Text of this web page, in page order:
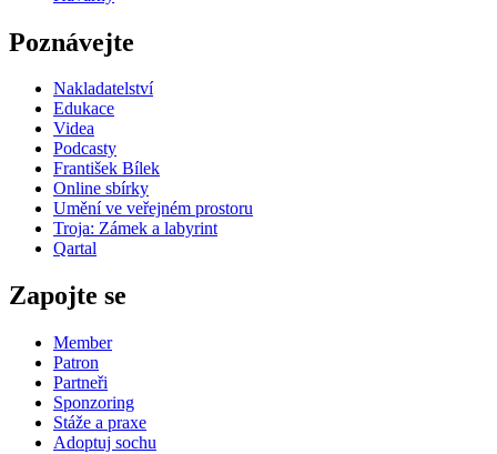
Poznávejte
Nakladatelství
Edukace
Videa
Podcasty
František Bílek
Online sbírky
Umění ve veřejném prostoru
Troja: Zámek a labyrint
Qartal
Zapojte se
Member
Patron
Partneři
Sponzoring
Stáže a praxe
Adoptuj sochu